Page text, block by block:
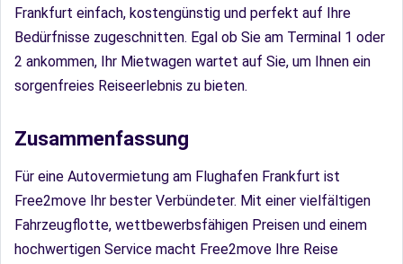
Frankfurt einfach, kostengünstig und perfekt auf Ihre
Bedürfnisse zugeschnitten. Egal ob Sie am Terminal 1 oder
2 ankommen, Ihr Mietwagen wartet auf Sie, um Ihnen ein
sorgenfreies Reiseerlebnis zu bieten.
Zusammenfassung
Für eine Autovermietung am Flughafen Frankfurt ist
Free2move Ihr bester Verbündeter. Mit einer vielfältigen
Fahrzeugflotte, wettbewerbsfähigen Preisen und einem
hochwertigen Service macht Free2move Ihre Reise